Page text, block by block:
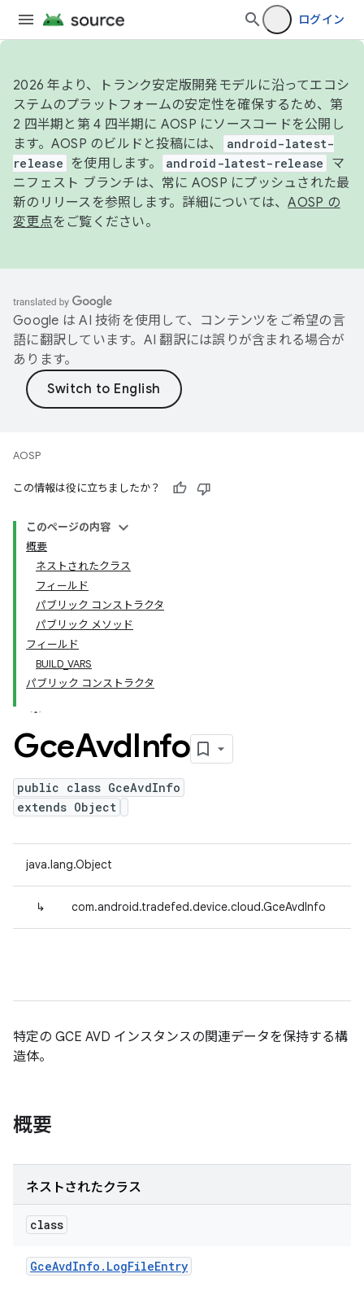
ログイン
2026 年より、トランク安定版開発モデルに沿ってエコシ
ステムのプラットフォームの安定性を確保するため、第
2 四半期と第 4 四半期に AOSP にソースコードを公開し
ます。AOSP のビルドと投稿には、
android-latest-
release
を使用します。 android-latest-release
マ
ニフェスト ブランチは、常に AOSP にプッシュされた最
新のリリースを参照します。詳細については、AOSP の
変更点をご覧ください。
Google は AI 技術を使用して、コンテンツをご希望の言
語に翻訳しています。AI 翻訳には誤りが含まれる場合が
あります。
AOSP
この情報は役に立ちましたか？
このページの内容
概要
ネストされたクラス
フィールド
パブリック コンストラクタ
パブリック メソッド
フィールド
BUILD_VARS
パブリック コンストラクタ
GceAvdInfo
public class GceAvdInfo
extends Object
java.lang.Object
↳ com.android.tradefed.device.cloud.GceAvdInfo
特定の GCE AVD インスタンスの関連データを保持する構
造体。
概要
ネストされたクラス
class
GceAvdInfo . LogFileEntry